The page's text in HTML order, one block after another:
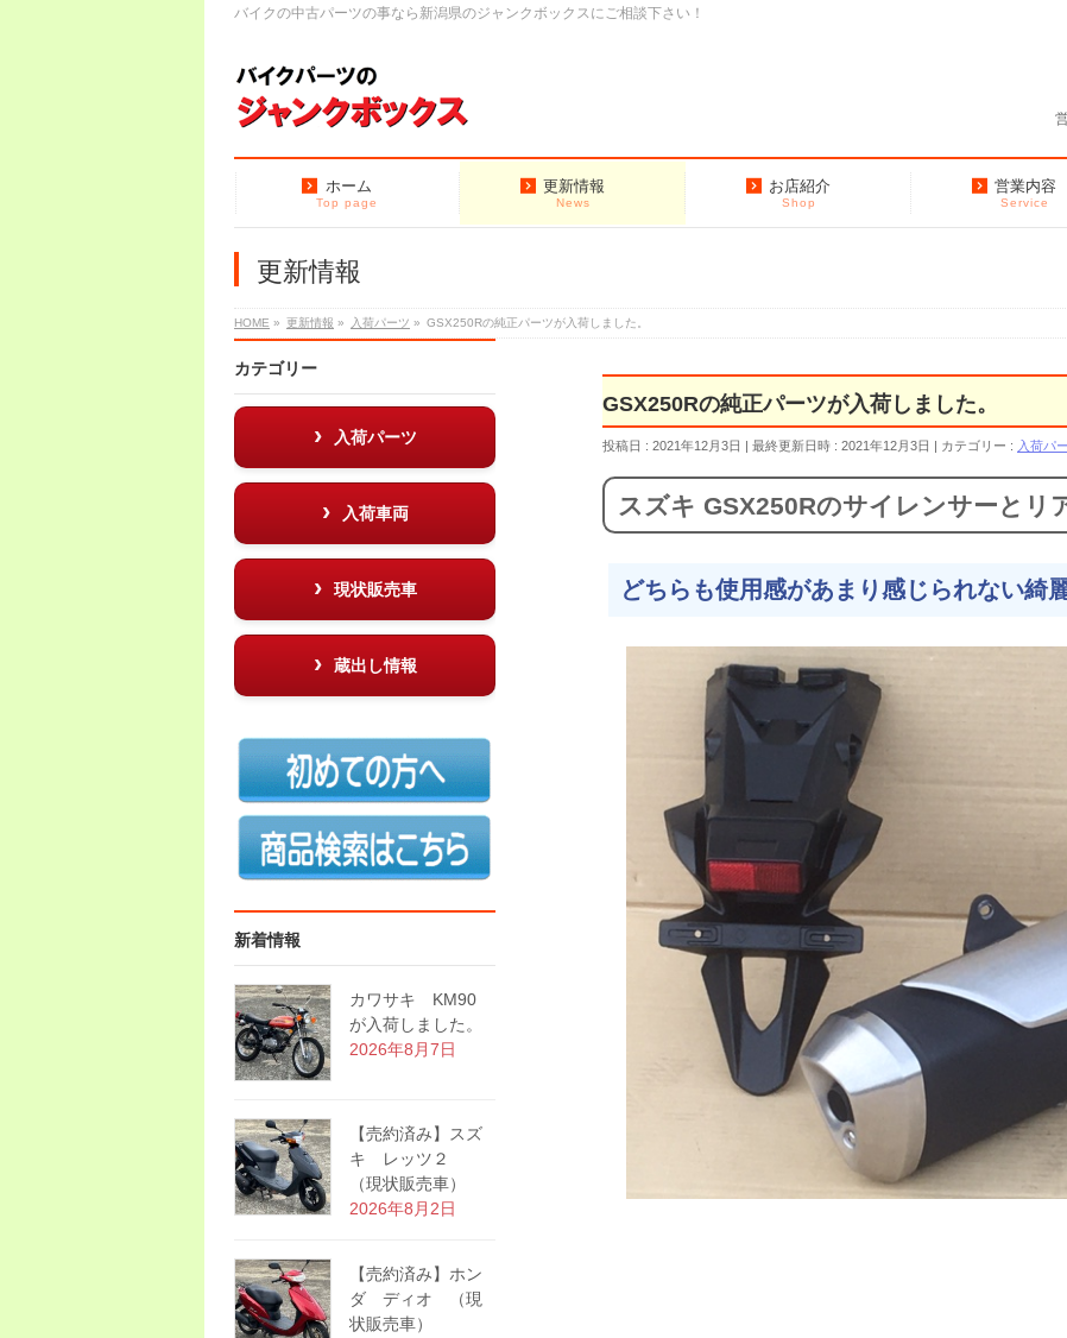
バイクの中古パーツの事なら新潟県のジャンクボックスにご相談下さい！
ホーム
Top page
更新情報
News
お店紹介
Shop
営業内容
Service
更新情報
HOME » 更新情報 » 入荷パーツ » GSX250Rの純正パーツが入荷しました。
GSX250Rの純正パーツが入荷しました。
投稿日 : 2021年12月3日 最終更新日時 : 2021年12月3日 カテゴリー : 入荷パ
スズキ GSX250Rのサイレンサーとリ
どちらも使用感があまり感じられない綺
カテゴリー
入荷パーツ
入荷車両
現状販売車
蔵出し情報
新着情報
カワサキ KM90
が入荷しました。
2026年8月7日
【売約済み】スズ
キ レッツ２
（現状販売車）
2026年8月2日
【売約済み】ホン
ダ ディオ （現
状販売車）